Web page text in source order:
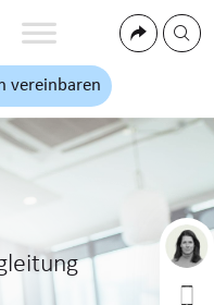
vereinbaren
hoch drei